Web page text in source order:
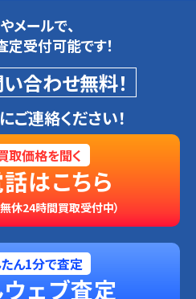
メールで、
受付可能です！
合わせ無料！
ご連絡ください！
取価格を聞く
はこちら
休24時間買取受付中）
ん1分で査定
ェブ査定